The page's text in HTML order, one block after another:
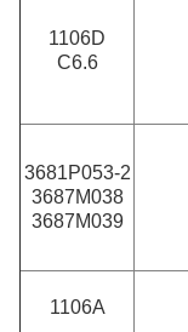
1106D
C6.6
3681P053-2
3687M038
3687M039
1106A